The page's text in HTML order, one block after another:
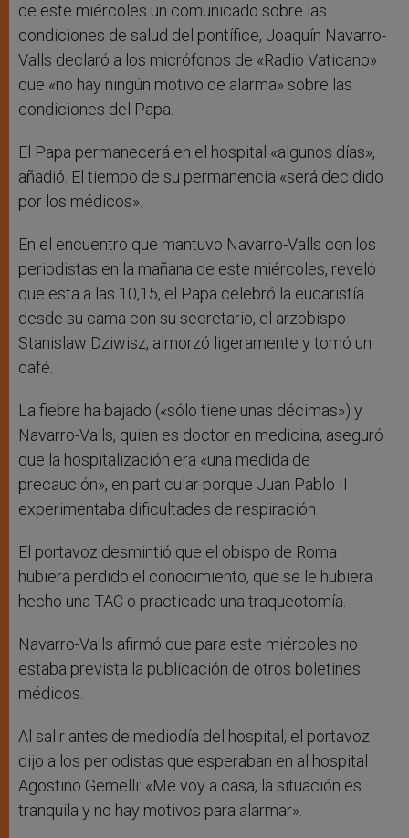
de este miércoles un comunicado sobre las
condiciones de salud del pontífice, Joaquín Navarro-
Valls declaró a los micrófonos de «Radio Vaticano»
que «no hay ningún motivo de alarma» sobre las
condiciones del Papa.
El Papa permanecerá en el hospital «algunos días»,
añadió. El tiempo de su permanencia «será decidido
por los médicos».
En el encuentro que mantuvo Navarro-Valls con los
periodistas en la mañana de este miércoles, reveló
que esta a las 10,15, el Papa celebró la eucaristía
desde su cama con su secretario, el arzobispo
Stanislaw Dziwisz, almorzó ligeramente y tomó un
café.
La fiebre ha bajado («sólo tiene unas décimas») y
Navarro-Valls, quien es doctor en medicina, aseguró
que la hospitalización era «una medida de
precaución», en particular porque Juan Pablo II
experimentaba dificultades de respiración
El portavoz desmintió que el obispo de Roma
hubiera perdido el conocimiento, que se le hubiera
hecho una TAC o practicado una traqueotomía.
Navarro-Valls afirmó que para este miércoles no
estaba prevista la publicación de otros boletines
médicos.
Al salir antes de mediodía del hospital, el portavoz
dijo a los periodistas que esperaban en al hospital
Agostino Gemelli: «Me voy a casa, la situación es
tranquila y no hay motivos para alarmar».